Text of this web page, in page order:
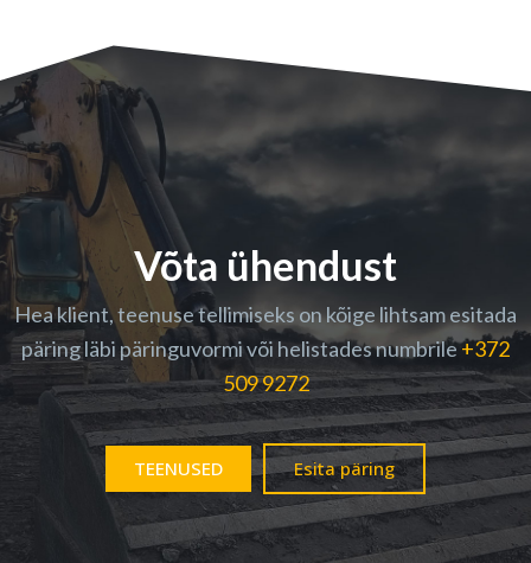
Võta ühendust
Hea klient, teenuse tellimiseks on kõige lihtsam esitada
päring läbi päringuvormi või helistades numbrile+372
509 9272
TEENUSED Esita päring